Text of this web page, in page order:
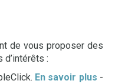
de vous proposer des
:
En savoir plus -